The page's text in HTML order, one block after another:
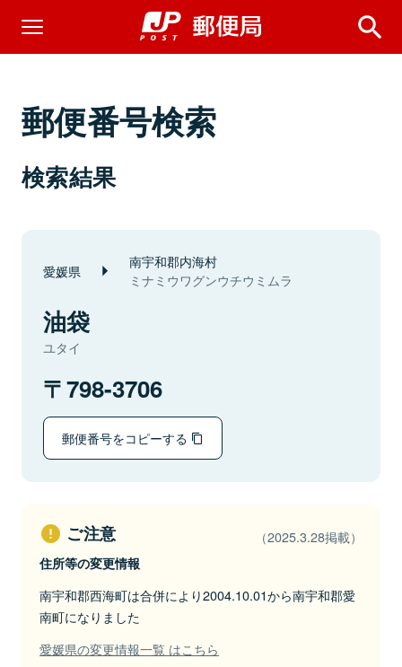
郵便番号検索
検索結果
愛媛県 南宇和郡内海村
ミナミウワグンウチウミムラ
油袋
ユタイ
798-3706
郵便番号をコピーする
ご注意 （2025.3.28掲載）
住所等の変更情報
南宇和郡西海町は合併により2004.10.01から南宇和郡愛
南町になりました
愛媛県の変更情報一覧 はこちら